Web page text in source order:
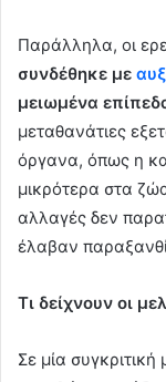
Παράλληλα, οι
συνδέθηκε με
μειωμένα
μεταθανάτιες
όργανα, όπως η
μικρότερα στα
αλλαγές δεν
έλαβαν
Τι δείχνουν οι
Σε μία